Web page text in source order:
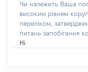
Чи належить Ваша
високим рівнем
переліком,
питань запобігання
Ні